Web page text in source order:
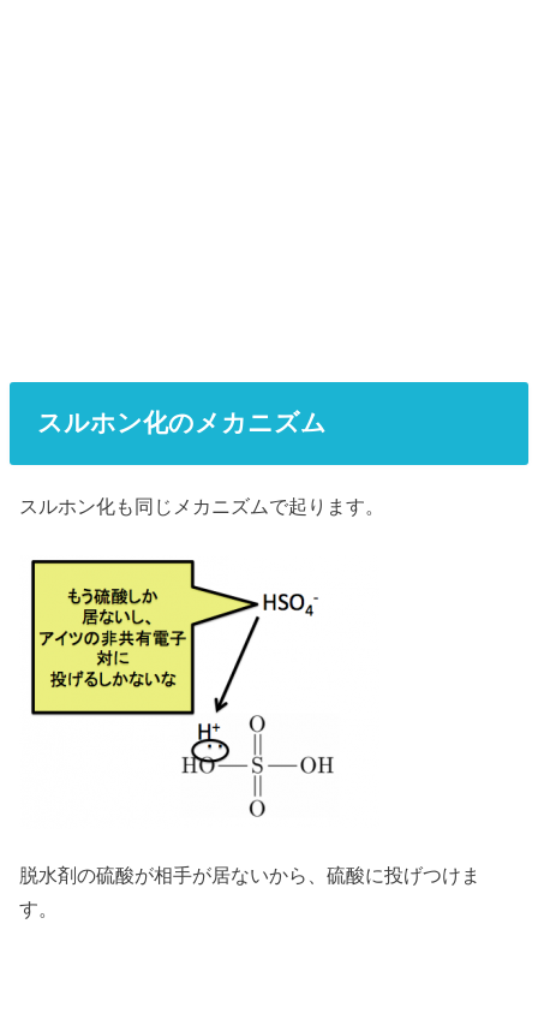
スルホン化のメカニズム
スルホン化も同じメカニズムで起ります。
脱水剤の硫酸が相手が居ないから、硫酸に投げつけま
す。